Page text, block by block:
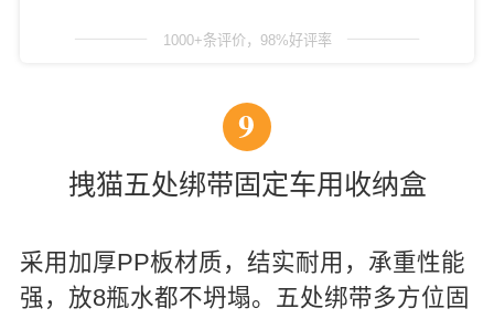
1000+条评价，98%好评率
9
拽猫五处绑带固定车用收纳盒
采用加厚PP板材质，结实耐用，承重性能
强，放8瓶水都不坍塌。五处绑带多方位固